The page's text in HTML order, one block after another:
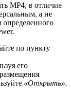
MP4, в отличие
а не
по пункту
его
«Открыть».